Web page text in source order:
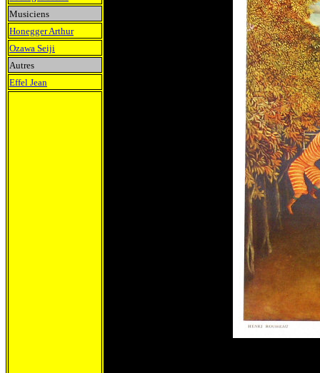
Musiciens
Honegger Arthur
Ozawa Seiji
Autres
Effel Jean